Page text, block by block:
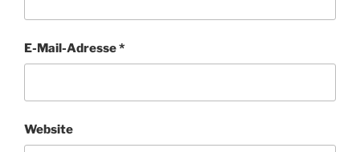
E-Mail-Adresse*
Website